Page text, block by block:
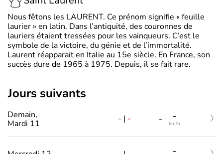
Nous fêtons les LAURENT. Ce prénom signifie « feuille
laurier » en latin. Dans l’antiquité, des couronnes de
lauriers étaient tressées pour les vainqueurs. C’est le
symbole de la victoire, du génie et de l’immortalité.
Laurent réapparait en Italie au 15e siècle. En France, son
succès dure de 1965 à 1975. Depuis, il se fait rare.
jours suivants
Demain,
Mardi 11
- | - - -
km/h
-